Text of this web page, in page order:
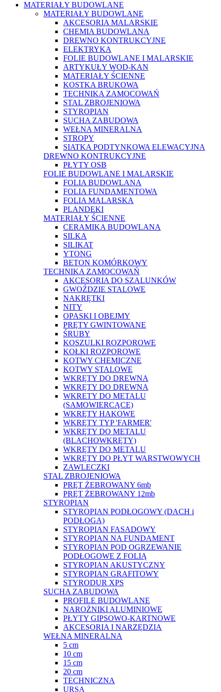
MATERIAŁY BUDOWLANE
MATERIAŁY BUDOWLANE
AKCESORIA MALARSKIE
CHEMIA BUDOWLANA
DREWNO KONTRUKCYJNE
ELEKTRYKA
FOLIE BUDOWLANE I MALARSKIE
ARTYKUŁY WOD-KAN
MATERIAŁY ŚCIENNE
KOSTKA BRUKOWA
TECHNIKA ZAMOCOWAŃ
STAL ZBROJENIOWA
STYROPIAN
SUCHA ZABUDOWA
WEŁNA MINERALNA
STROPY
SIATKA PODTYNKOWA ELEWACYJNA
DREWNO KONTRUKCYJNE
PŁYTY OSB
FOLIE BUDOWLANE I MALARSKIE
FOLIA BUDOWLANA
FOLIA FUNDAMENTOWA
FOLIA MALARSKA
PLANDEKI
MATERIAŁY ŚCIENNE
CERAMIKA BUDOWLANA
SILKA
SILIKAT
YTONG
BETON KOMÓRKOWY
TECHNIKA ZAMOCOWAŃ
AKCESORIA DO SZALUNKÓW
GWOŹDZIE STALOWE
NAKRĘTKI
NITY
OPASKI I OBEJMY
PRĘTY GWINTOWANE
ŚRUBY
KOSZULKI ROZPOROWE
KOŁKI ROZPOROWE
KOTWY CHEMICZNE
KOTWY STALOWE
WKRĘTY DO DREWNA
WKRĘTY DO DREWNA
WKRETY DO METALU
(SAMOWIERCĄCE)
WKRĘTY HAKOWE
WKRĘTY TYP 'FARMER'
WKRĘTY DO METALU
(BLACHOWKRĘTY)
WKRĘTY DO METALU
WKRĘTY DO PŁYT WARSTWOWYCH
ZAWLECZKI
STAL ZBROJENIOWA
PRĘT ŻEBROWANY 6mb
PRĘT ŻEBROWANY 12mb
STYROPIAN
STYROPIAN PODŁOGOWY (DACH i
PODŁOGA)
STYROPIAN FASADOWY
STYROPIAN NA FUNDAMENT
STYROPIAN POD OGRZEWANIE
PODŁOGOWE Z FOLIĄ
STYROPIAN AKUSTYCZNY
STYROPIAN GRAFITOWY
STYRODUR XPS
SUCHA ZABUDOWA
PROFILE BUDOWLANE
NAROŻNIKI ALUMINIOWE
PŁYTY GIPSOWO-KARTNOWE
AKCESORIA I NARZĘDZIA
WEŁNA MINERALNA
5 cm
10 cm
15 cm
20 cm
TECHNICZNA
URSA